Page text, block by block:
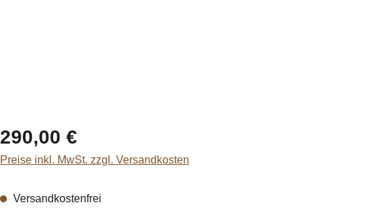
Regulärer Preis:
290,00 €
Preise inkl. MwSt. zzgl. Versandkosten
Versandkostenfrei